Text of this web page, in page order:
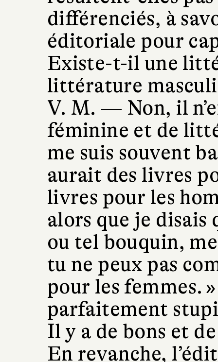
différenciés, à
éditoriale pour
Existe-t-il une
littérature
V. M. — Non, il
féminine et de
me suis souvent
aurait des livres
livres pour les
alors que je disais
ou tel bouquin,
tu ne peux pas
pour les femmes.
parfaitement
Il y a de bons et
En revanche,